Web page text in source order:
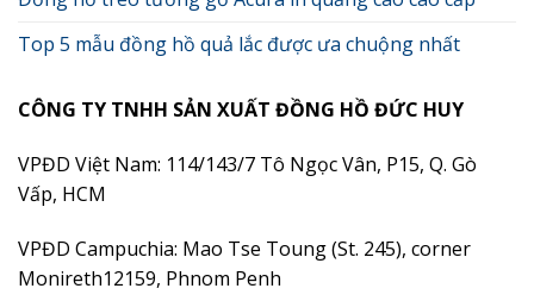
Top 5 mẫu đồng hồ quả lắc được ưa chuộng nhất
CÔNG TY TNHH SẢN XUẤT ĐỒNG HỒ ĐỨC HUY
VPĐD Việt Nam: 114/143/7 Tô Ngọc Vân, P15, Q. Gò
Vấp, HCM
VPĐD Campuchia: Mao Tse Toung (St. 245), corner
Monireth12159, Phnom Penh